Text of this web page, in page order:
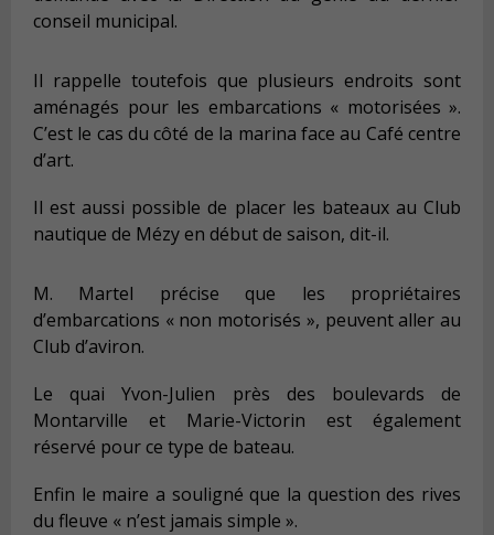
conseil municipal.
Il rappelle toutefois que plusieurs endroits sont
aménagés pour les embarcations « motorisées ».
C’est le cas du côté de la marina face au Café centre
d’art.
Il est aussi possible de placer les bateaux au Club
nautique de Mézy en début de saison, dit-il.
M. Martel précise que les propriétaires
d’embarcations « non motorisés », peuvent aller au
Club d’aviron.
Le quai Yvon-Julien près des boulevards de
Montarville et Marie-Victorin est également
réservé pour ce type de bateau.
Enfin le maire a souligné que la question des rives
du fleuve « n’est jamais simple ».